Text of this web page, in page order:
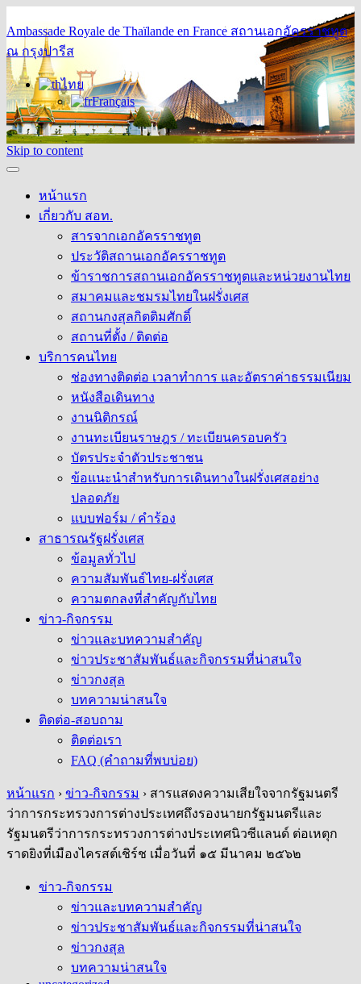
Ambassade Royale de Thaïlande en France สถานเอกอัครราชทูต
ณ กรุงปารีส
ไทย
Français
Skip to content
หน้าแรก
เกี่ยวกับ สอท.
สารจากเอกอัครราชทูต
ประวัติสถานเอกอัครราชทูต
ข้าราชการสถานเอกอัครราชทูตและหน่วยงานไทย
สมาคมและชมรมไทยในฝรั่งเศส
สถานกงสุลกิตติมศักดิ์
สถานที่ตั้ง / ติดต่อ
บริการคนไทย
ช่องทางติดต่อ เวลาทำการ และอัตราค่าธรรมเนียม
หนังสือเดินทาง
งานนิติกรณ์
งานทะเบียนราษฎร / ทะเบียนครอบครัว
บัตรประจำตัวประชาชน
ข้อแนะนำสำหรับการเดินทางในฝรั่งเศสอย่าง
ปลอดภัย
แบบฟอร์ม / คำร้อง
สาธารณรัฐฝรั่งเศส
ข้อมูลทั่วไป
ความสัมพันธ์ไทย-ฝรั่งเศส
ความตกลงที่สำคัญกับไทย
ข่าว-กิจกรรม
ข่าวและบทความสำคัญ
ข่าวประชาสัมพันธ์และกิจกรรมที่น่าสนใจ
ข่าวกงสุล
บทความน่าสนใจ
ติดต่อ-สอบถาม
ติดต่อเรา
FAQ (คำถามที่พบบ่อย)
หน้าแรก › ข่าว-กิจกรรม › สารแสดงความเสียใจจากรัฐมนตรี
ว่าการกระทรวงการต่างประเทศถึงรองนายกรัฐมนตรีและ
รัฐมนตรีว่าการกระทรวงการต่างประเทศนิวซีแลนด์ ต่อเหตุก
ราดยิงที่เมืองไครสต์เชิร์ช เมื่อวันที่ ๑๕ มีนาคม ๒๕๖๒
ข่าว-กิจกรรม
ข่าวและบทความสำคัญ
ข่าวประชาสัมพันธ์และกิจกรรมที่น่าสนใจ
ข่าวกงสุล
บทความน่าสนใจ